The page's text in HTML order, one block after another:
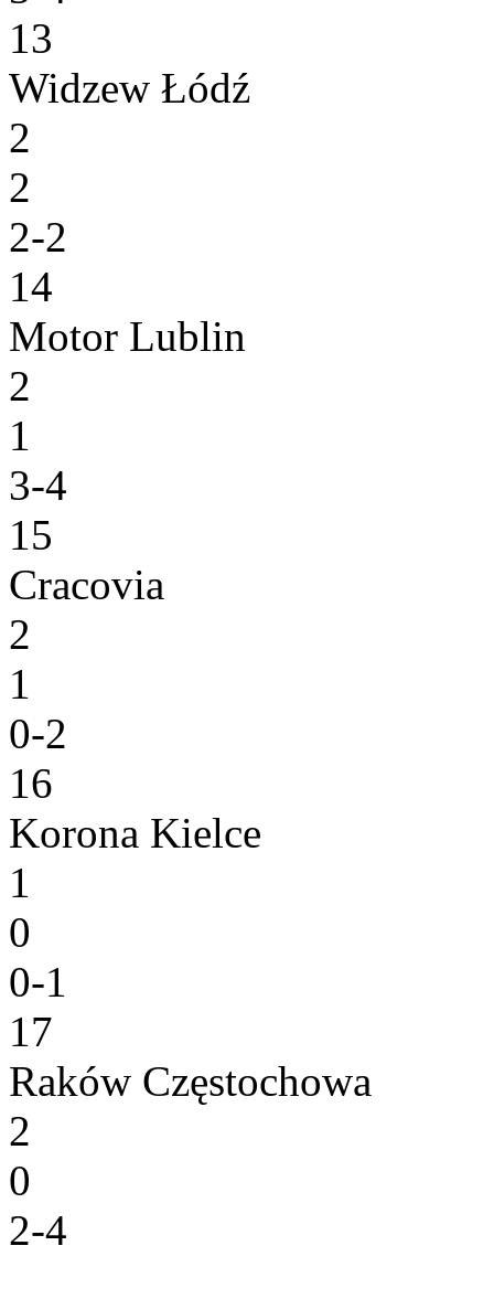
13
Widzew Łódź
2
2
2-2
14
Motor Lublin
2
1
3-4
15
Cracovia
2
1
0-2
16
Korona Kielce
1
0
0-1
17
Raków Częstochowa
2
0
2-4